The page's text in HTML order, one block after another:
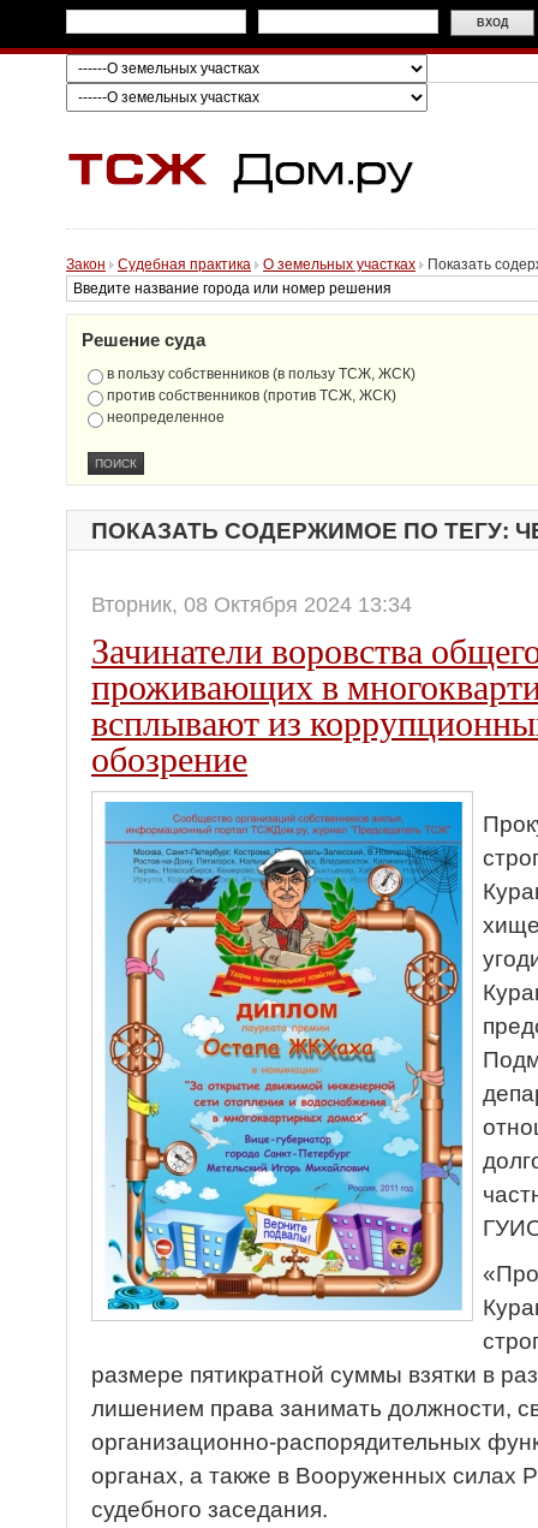
Закон Судебная практика О земельных участках Показать
Решение суда
в пользу собственников (в пользу ТСЖ, ЖСК)
против собственников (против ТСЖ, ЖСК)
неопределенное
ПОКАЗАТЬ СОДЕРЖИМОЕ ПО ТЕГУ:
Вторник, 08 Октября 2024 13:34
Зачинатели воровства
проживающих в
всплывают из
обозрение
размере пятикратной суммы взятки в
лишением права занимать должности,
организационно-распорядительных
органах, а также в Вооруженных силах
судебного заседания.